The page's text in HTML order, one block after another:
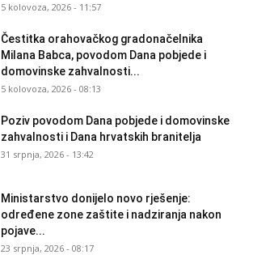
5 kolovoza, 2026 - 11:57
Čestitka orahovačkog gradonačelnika
Milana Babca, povodom Dana pobjede i
domovinske zahvalnosti...
5 kolovoza, 2026 - 08:13
Poziv povodom Dana pobjede i domovinske
zahvalnosti i Dana hrvatskih branitelja
31 srpnja, 2026 - 13:42
Ministarstvo donijelo novo rješenje:
određene zone zaštite i nadziranja nakon
pojave...
23 srpnja, 2026 - 08:17